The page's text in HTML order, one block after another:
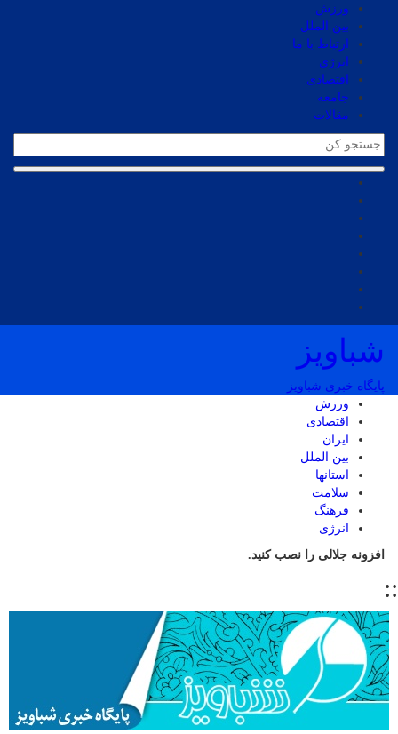
ورزش
بین الملل
ارتباط با ما
انرژی
اقتصادی
جامعه
مقالات
شباویز
پایگاه خبری شباویز
ورزش
اقتصادی
ایران
بین الملل
استانها
سلامت
فرهنگ
انرژی
افزونه جلالی را نصب کنید.
::